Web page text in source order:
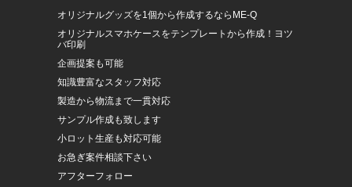
オリジナルグッズを1個から作成するならME-Q
オリジナルスマホケースをテンプレートから作成！ヨツ
バ印刷
企画提案も可能
知識豊富なスタッフ対応
製造から物流まで一貫対応
サンプル作成も致します
小ロット生産も対応可能
お急ぎ案件相談下さい
アフターフォロー